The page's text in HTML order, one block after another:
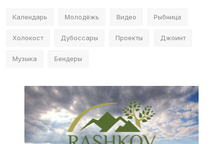
Календарь Молодёжь Видео Рыбница
Холокост Дубоссары Проекты Джоинт
Музыка Бендеры